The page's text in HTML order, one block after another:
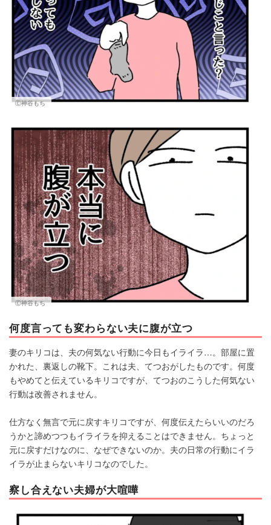
Ⓒ神谷もち
Ⓒ神谷もち
何度言っても変わらない夫に腹が立つ
妻のキリコは、夫の何気ない行動に今日もイライラ…。部屋に置
かれた、裏返しの靴下。これは夫、てつおがしたものです。何度
もやめてと伝えているキリコですが、てつおのこうした何気ない
行動は改善されません。
仕方なく無言で元に戻すキリコですが、何度伝えたらいいのだろ
うかと諦めつつもイライラを抑えることはできません。ちょっと
元に戻すだけなのに、なぜできないのか。夫の日常の行動にイラ
イラが止まらないキリコなのでした。
察し合えない夫婦が大喧嘩